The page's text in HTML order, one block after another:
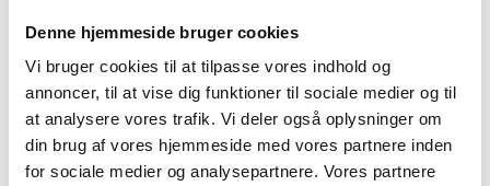
Denne hjemmeside bruger cookies
Vi bruger cookies til at tilpasse vores indhold og
annoncer, til at vise dig funktioner til sociale medier og til
at analysere vores trafik. Vi deler også oplysninger om
din brug af vores hjemmeside med vores partnere inden
for sociale medier og analysepartnere. Vores partnere
2027
08. juni 2026
BL INFORMERER
Ansvar for nødforsyning i plejeboliger ved